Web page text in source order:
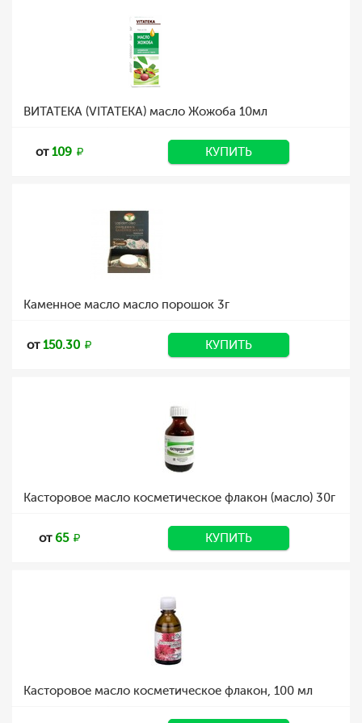
ВИТАТЕКА (VITATEKA) масло Жожоба 10мл
от109 КУПИТЬ
Каменное масло масло порошок 3г
от150.30 КУПИТЬ
Касторовое масло косметическое флакон (масло) 30г
от65 КУПИТЬ
Касторовое масло косметическое флакон, 100 мл